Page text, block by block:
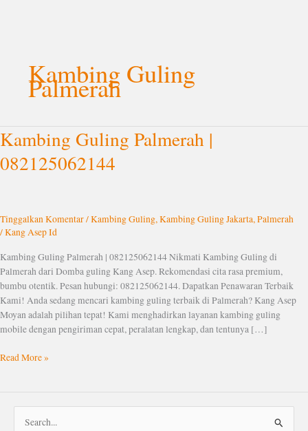
Kambing Guling
Palmerah
Kambing Guling Palmerah |
082125062144
Tinggalkan Komentar/Kambing Guling, Kambing Guling Jakarta, Palmerah
/Kang Asep Id
Kambing Guling Palmerah | 082125062144 Nikmati Kambing Guling di
Palmerah dari Domba guling Kang Asep. Rekomendasi cita rasa premium,
bumbu otentik. Pesan hubungi: 082125062144. Dapatkan Penawaran Terbaik
Kami! Anda sedang mencari kambing guling terbaik di Palmerah? Kang Asep
Moyan adalah pilihan tepat! Kami menghadirkan layanan kambing guling
mobile dengan pengiriman cepat, peralatan lengkap, dan tentunya […]
Kambing
Guling
Palmerah
Read More »